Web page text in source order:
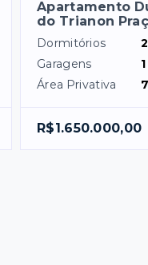
Apartamento
do Trianon
Dormitórios
2
Garagens
1
Área Privativa
R$1.650.000,00